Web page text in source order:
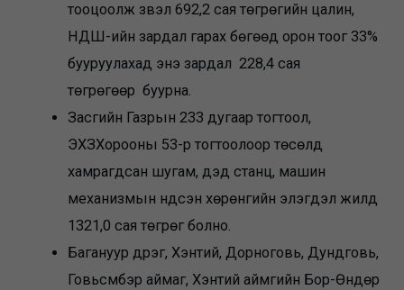
тооцоолж үзвэл 692,2 сая төгрөгийн цалин,
НДШ-ийн зардал гарах бөгөөд орон тоог 33%
бууруулахад энэ зардал 228,4 сая
төгрөгөөр буурна.
Засгийн Газрын 233 дугаар тогтоол,
ЭХЗХорооны 53-р тогтоолоор төсөлд
хамрагдсан шугам, дэд станц, машин
механизмын үндсэн хөрөнгийн элэгдэл жилд
1321,0 сая төгрөг болно.
Багануур дүүрэг, Хэнтий, Дорноговь, Дундговь,
Говьсүмбэр аймаг, Хэнтий аймгийн Бор-Өндөр